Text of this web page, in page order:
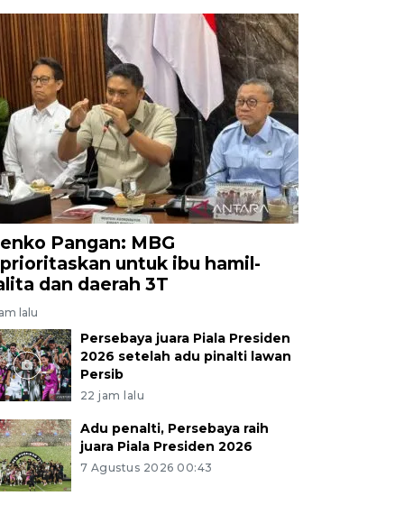
Pangan: MBG
untuk ibu hamil-
dan daerah 3T
lalu
Persebaya juara Piala Presiden
2026 setelah adu pinalti lawan
Persib
22 jam lalu
Adu penalti, Persebaya raih
juara Piala Presiden 2026
7 Agustus 2026 00:43